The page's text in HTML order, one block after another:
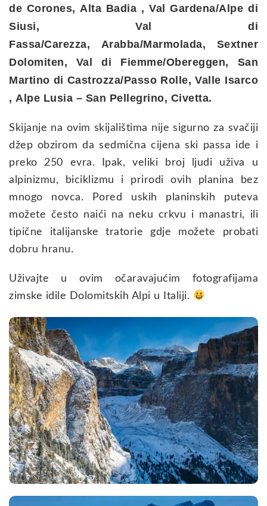
de Corones,Alta Badia ,Val Gardena/Alpe di
Siusi,Val di
Fassa/Carezza, Arabba/Marmolada, Sextner
Dolomiten, Val di Fiemme/Obereggen, San
Martino di Castrozza/Passo Rolle,Valle Isarco
, Alpe Lusia – San Pellegrino, Civetta.
Skijanje na ovim skijalištima nije sigurno za svačiji
džep obzirom da sedmična cijena ski passa ide i
preko 250 evra. Ipak, veliki broj ljudi uživa u
alpinizmu, biciklizmu i prirodi ovih planina bez
mnogo novca. Pored uskih planinskih puteva
možete često naići na neku crkvu i manastri, ili
tipične italijanske tratorie gdje možete probati
dobru hranu.
Uživajte u ovim očaravajućim fotografijama
zimske idile Dolomitskih Alpi u Italiji.